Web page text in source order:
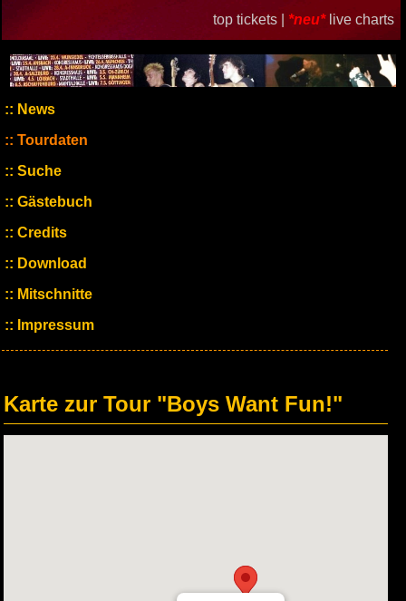
top tickets | *neu* live charts
News
Tourdaten
Suche
Gästebuch
Credits
Download
Mitschnitte
Impressum
Karte zur Tour "Boys Want Fun!"